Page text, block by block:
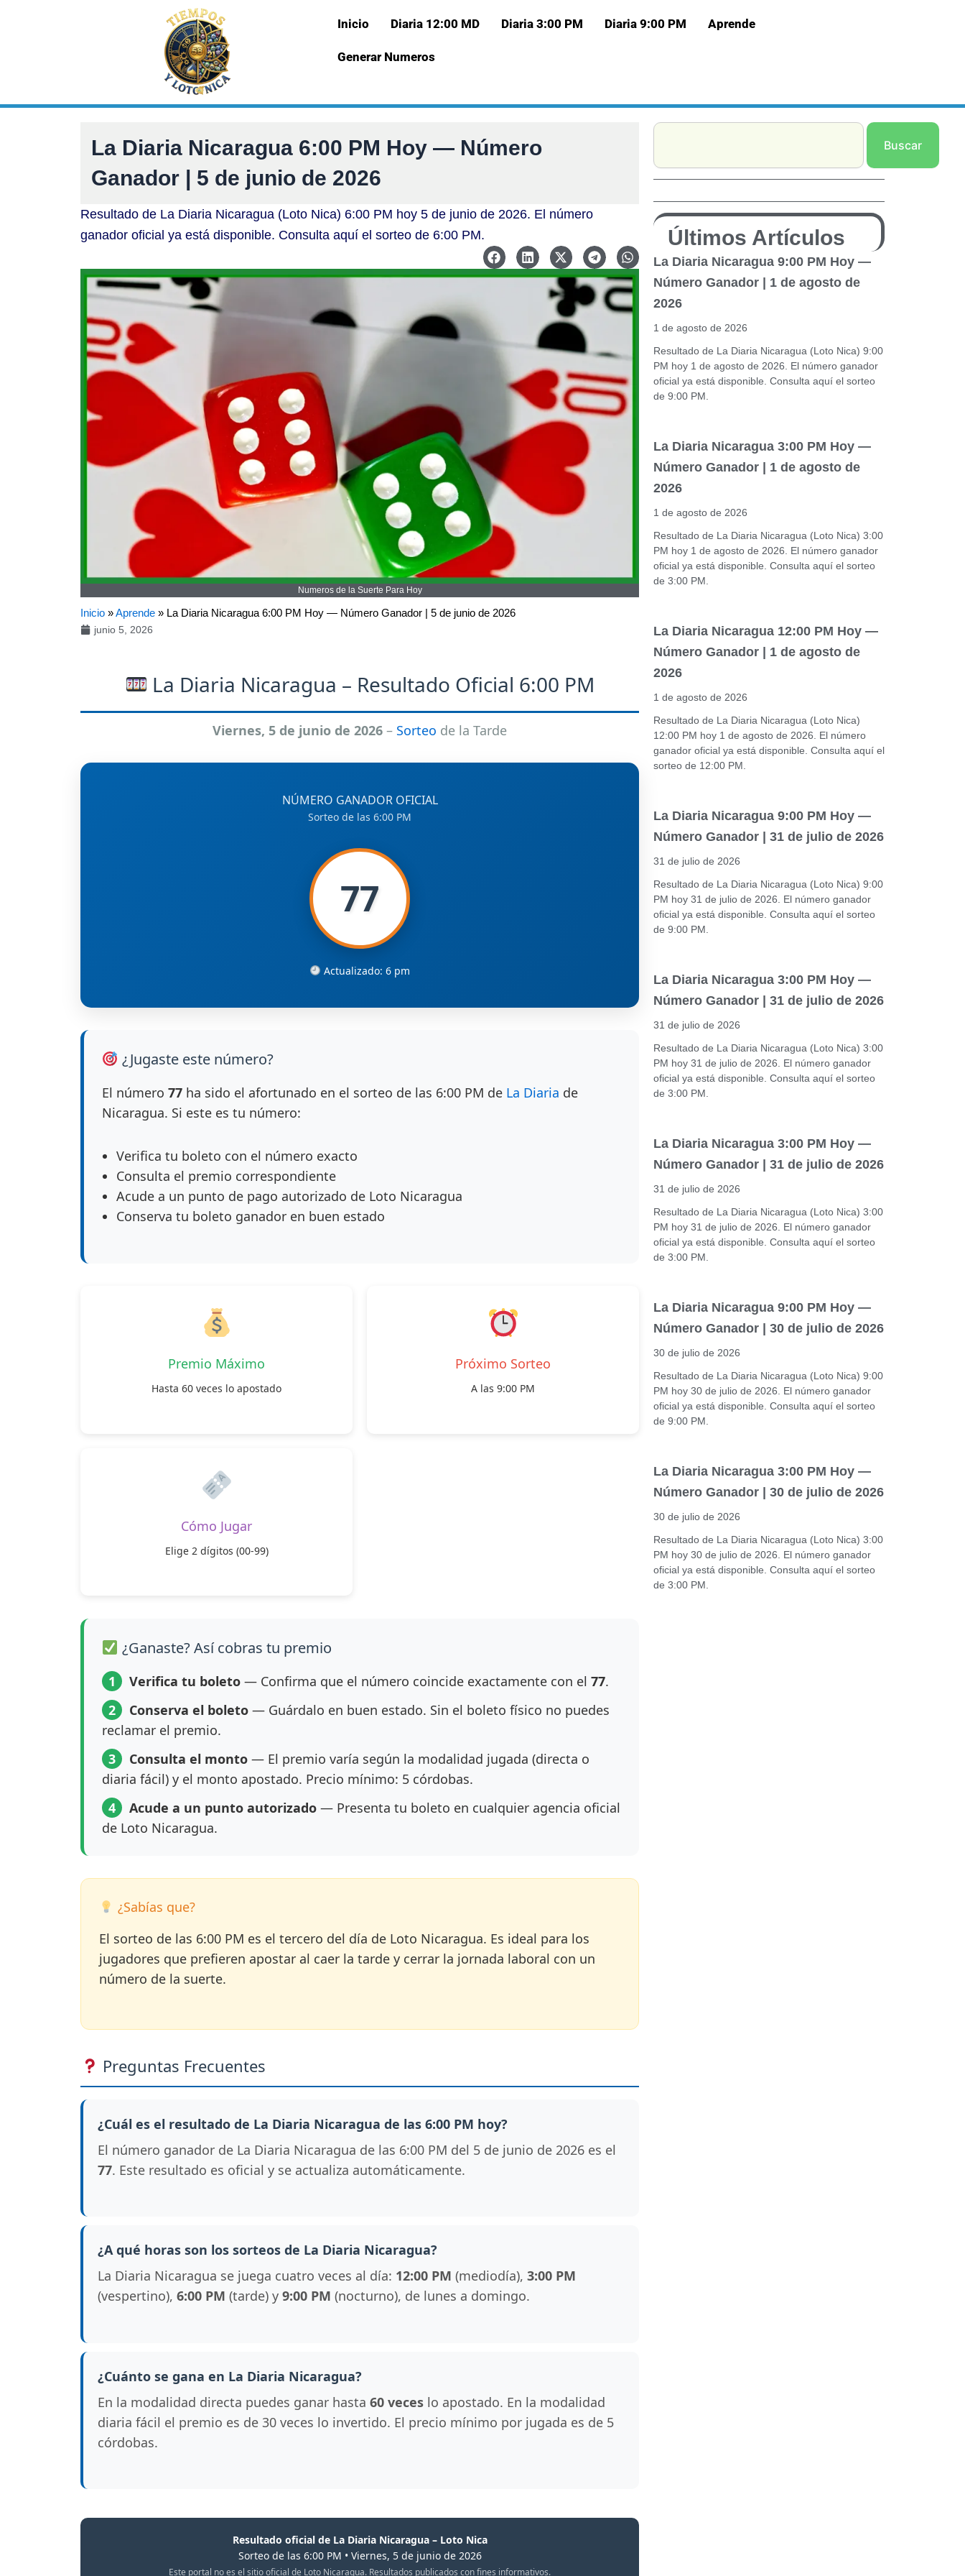
Inicio Diaria 12:00 MD Diaria 3:00 PM Diaria 9:00 PM Aprende
Generar Numeros
La Diaria Nicaragua 6:00 PM Hoy — Número
Ganador | 5 de junio de 2026
Resultado de La Diaria Nicaragua (Loto Nica) 6:00 PM hoy 5 de junio de 2026. El número
ganador oficial ya está disponible. Consulta aquí el sorteo de 6:00 PM.
Numeros de la Suerte Para Hoy
Inicio »Aprende » La Diaria Nicaragua 6:00 PM Hoy — Número Ganador | 5 de junio de 2026
junio 5, 2026
La Diaria Nicaragua – Resultado Oficial 6:00 PM
Viernes, 5 de junio de 2026 – Sorteo de la Tarde
NÚMERO GANADOR OFICIAL
Sorteo de las 6:00 PM
77
Actualizado: 6 pm
¿Jugaste este número?
El número 77 ha sido el afortunado en el sorteo de las 6:00 PM de La Diaria de
Nicaragua. Si este es tu número:
Verifica tu boleto con el número exacto
Consulta el premio correspondiente
Acude a un punto de pago autorizado de Loto Nicaragua
Conserva tu boleto ganador en buen estado
Premio Máximo
Hasta 60 veces lo apostado
Próximo Sorteo
A las 9:00 PM
Cómo Jugar
Elige 2 dígitos (00-99)
¿Ganaste? Así cobras tu premio
1 Verifica tu boleto — Confirma que el número coincide exactamente con el 77.
2
Conserva el boleto — Guárdalo en buen estado. Sin el boleto físico no puedes
reclamar el premio.
3
Consulta el monto — El premio varía según la modalidad jugada (directa o
diaria fácil) y el monto apostado. Precio mínimo: 5 córdobas.
4
Acude a un punto autorizado — Presenta tu boleto en cualquier agencia oficial
de Loto Nicaragua.
¿Sabías que?
El sorteo de las 6:00 PM es el tercero del día de Loto Nicaragua. Es ideal para los
jugadores que prefieren apostar al caer la tarde y cerrar la jornada laboral con un
número de la suerte.
Preguntas Frecuentes
¿Cuál es el resultado de La Diaria Nicaragua de las 6:00 PM hoy?
El número ganador de La Diaria Nicaragua de las 6:00 PM del 5 de junio de 2026 es el
77. Este resultado es oficial y se actualiza automáticamente.
¿A qué horas son los sorteos de La Diaria Nicaragua?
La Diaria Nicaragua se juega cuatro veces al día: 12:00 PM (mediodía), 3:00 PM
(vespertino), 6:00 PM (tarde) y 9:00 PM (nocturno), de lunes a domingo.
¿Cuánto se gana en La Diaria Nicaragua?
En la modalidad directa puedes ganar hasta 60 veces lo apostado. En la modalidad
diaria fácil el premio es de 30 veces lo invertido. El precio mínimo por jugada es de 5
córdobas.
Resultado oficial de La Diaria Nicaragua – Loto Nica
Sorteo de las 6:00 PM • Viernes, 5 de junio de 2026
Este portal no es el sitio oficial de Loto Nicaragua. Resultados publicados con fines informativos.
Search
Buscar
Últimos Artículos
La Diaria Nicaragua 9:00 PM Hoy —
Número Ganador | 1 de agosto de
2026
1 de agosto de 2026
Resultado de La Diaria Nicaragua (Loto Nica) 9:00
PM hoy 1 de agosto de 2026. El número ganador
oficial ya está disponible. Consulta aquí el sorteo
de 9:00 PM.
La Diaria Nicaragua 3:00 PM Hoy —
Número Ganador | 1 de agosto de
2026
1 de agosto de 2026
Resultado de La Diaria Nicaragua (Loto Nica) 3:00
PM hoy 1 de agosto de 2026. El número ganador
oficial ya está disponible. Consulta aquí el sorteo
de 3:00 PM.
La Diaria Nicaragua 12:00 PM Hoy —
Número Ganador | 1 de agosto de
2026
1 de agosto de 2026
Resultado de La Diaria Nicaragua (Loto Nica)
12:00 PM hoy 1 de agosto de 2026. El número
ganador oficial ya está disponible. Consulta aquí el
sorteo de 12:00 PM.
La Diaria Nicaragua 9:00 PM Hoy —
Número Ganador | 31 de julio de 2026
31 de julio de 2026
Resultado de La Diaria Nicaragua (Loto Nica) 9:00
PM hoy 31 de julio de 2026. El número ganador
oficial ya está disponible. Consulta aquí el sorteo
de 9:00 PM.
La Diaria Nicaragua 3:00 PM Hoy —
Número Ganador | 31 de julio de 2026
31 de julio de 2026
Resultado de La Diaria Nicaragua (Loto Nica) 3:00
PM hoy 31 de julio de 2026. El número ganador
oficial ya está disponible. Consulta aquí el sorteo
de 3:00 PM.
La Diaria Nicaragua 3:00 PM Hoy —
Número Ganador | 31 de julio de 2026
31 de julio de 2026
Resultado de La Diaria Nicaragua (Loto Nica) 3:00
PM hoy 31 de julio de 2026. El número ganador
oficial ya está disponible. Consulta aquí el sorteo
de 3:00 PM.
La Diaria Nicaragua 9:00 PM Hoy —
Número Ganador | 30 de julio de 2026
30 de julio de 2026
Resultado de La Diaria Nicaragua (Loto Nica) 9:00
PM hoy 30 de julio de 2026. El número ganador
oficial ya está disponible. Consulta aquí el sorteo
de 9:00 PM.
La Diaria Nicaragua 3:00 PM Hoy —
Número Ganador | 30 de julio de 2026
30 de julio de 2026
Resultado de La Diaria Nicaragua (Loto Nica) 3:00
PM hoy 30 de julio de 2026. El número ganador
oficial ya está disponible. Consulta aquí el sorteo
de 3:00 PM.